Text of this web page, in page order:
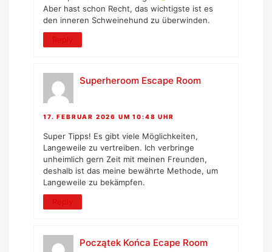
Aber hast schon Recht, das wichtigste ist es
den inneren Schweinehund zu überwinden.
Reply
Superheroom Escape Room
17. FEBRUAR 2026 UM 10:48 UHR
Super Tipps! Es gibt viele Möglichkeiten,
Langeweile zu vertreiben. Ich verbringe
unheimlich gern Zeit mit meinen Freunden,
deshalb ist das meine bewährte Methode, um
Langeweile zu bekämpfen.
Reply
Początek Końca Ecape Room